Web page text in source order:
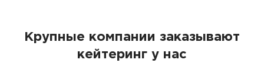
Крупные компании заказывают
кейтеринг у нас